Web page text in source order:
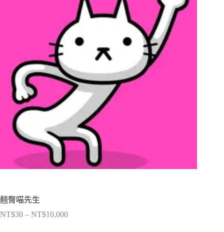
翹臀喵先生
NT$30 – NT$10,000價